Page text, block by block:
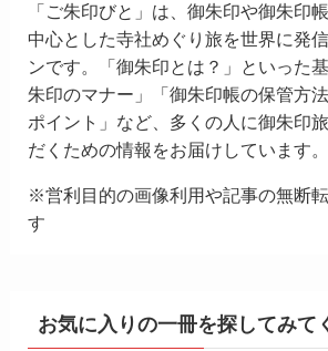
「ご朱印びと」は、御朱印や御朱印
中心とした寺社めぐり旅を世界に発
ンです。「御朱印とは？」といった
朱印のマナー」「御朱印帳の保管方
ポイント」など、多くの人に御朱印
だくための情報をお届けしています。
※営利目的の画像利用や記事の無断
す
お気に入りの一冊を探してみて